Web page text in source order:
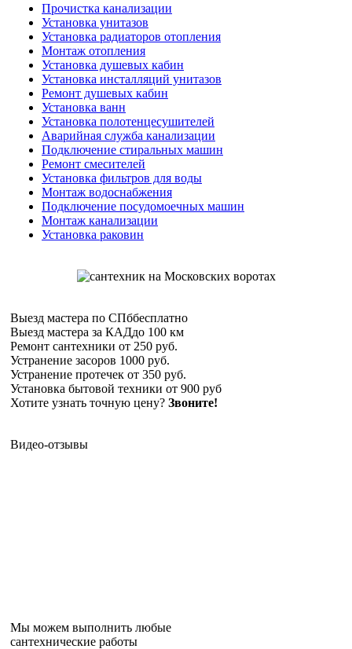
Прочистка канализации
Установка унитазов
Установка радиаторов отопления
Монтаж отопления
Установка душевых кабин
Установка инсталляций унитазов
Ремонт душевых кабин
Установка ванн
Установка полотенцесушителей
Аварийная служба канализации
Подключение стиральных машин
Ремонт смесителей
Установка фильтров для воды
Монтаж водоснабжения
Подключение посудомоечных машин
Монтаж канализации
Установка раковин
Выезд мастера по СПббесплатно
Выезд мастера за КАДдо 100 км
Ремонт сантехники от 250 руб.
Устранение засоров 1000 руб.
Устранение протечек от 350 руб.
Установка бытовой техники от 900 руб
Хотите узнать точную цену? Звоните!
Видео-отзывы
Мы можем выполнить любые
сантехнические работы